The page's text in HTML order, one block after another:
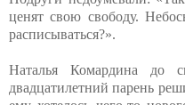
ценят свою свободу.
расписываться?».
Наталья Комардина до
двадцатилетний парень